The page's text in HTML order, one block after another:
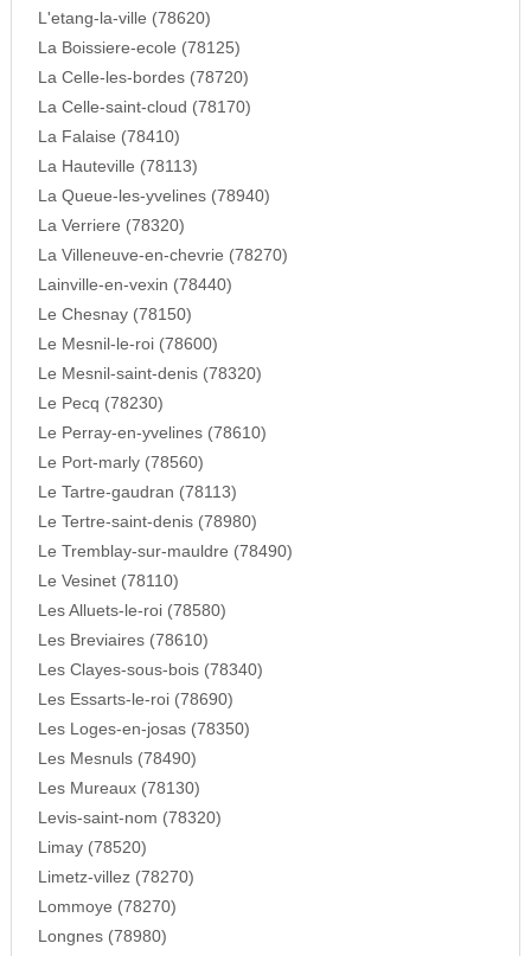
L'etang-la-ville (78620)
La Boissiere-ecole (78125)
La Celle-les-bordes (78720)
La Celle-saint-cloud (78170)
La Falaise (78410)
La Hauteville (78113)
La Queue-les-yvelines (78940)
La Verriere (78320)
La Villeneuve-en-chevrie (78270)
Lainville-en-vexin (78440)
Le Chesnay (78150)
Le Mesnil-le-roi (78600)
Le Mesnil-saint-denis (78320)
Le Pecq (78230)
Le Perray-en-yvelines (78610)
Le Port-marly (78560)
Le Tartre-gaudran (78113)
Le Tertre-saint-denis (78980)
Le Tremblay-sur-mauldre (78490)
Le Vesinet (78110)
Les Alluets-le-roi (78580)
Les Breviaires (78610)
Les Clayes-sous-bois (78340)
Les Essarts-le-roi (78690)
Les Loges-en-josas (78350)
Les Mesnuls (78490)
Les Mureaux (78130)
Levis-saint-nom (78320)
Limay (78520)
Limetz-villez (78270)
Lommoye (78270)
Longnes (78980)